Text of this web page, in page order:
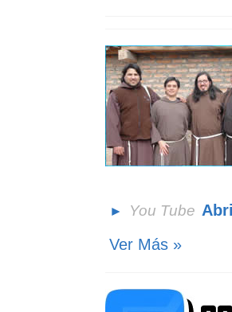
► You Tube
Ver Más »